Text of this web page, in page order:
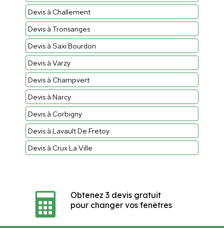
Devis à Challement
Devis à Tronsanges
Devis à Saxi Bourdon
Devis à Varzy
Devis à Champvert
Devis à Narcy
Devis à Corbigny
Devis à Lavault De Fretoy
Devis à Crux La Ville
Obtenez 3 devis gratuit
pour changer vos fenêtres